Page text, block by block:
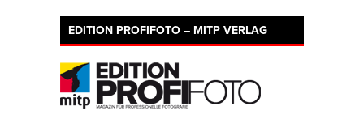
EDITION PROFIFOTO – MITP VERLAG